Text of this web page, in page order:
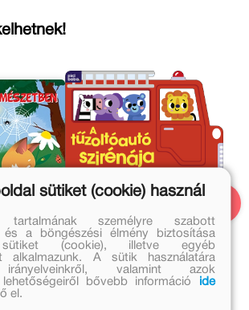
A tűzoltóautó szirénája
Eredeti ár:
3 499 Ft
sütiket (cookie) használ
tartalmának személyre szabott
és a böngészési élmény biztosítása
sütiket (cookie), illetve egyéb
alkalmazunk. A sütik használatára
valamint azok
bővebb információ
ide
el.